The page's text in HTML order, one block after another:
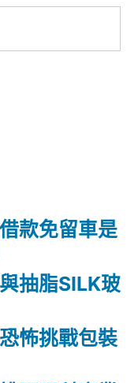
款免留車是
抽脂SILK玻
怖挑戰包裝